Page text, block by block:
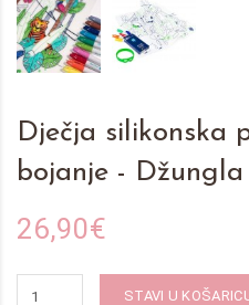
Dječja silikonska
bojanje - Džungla
26,90€
STAVI U